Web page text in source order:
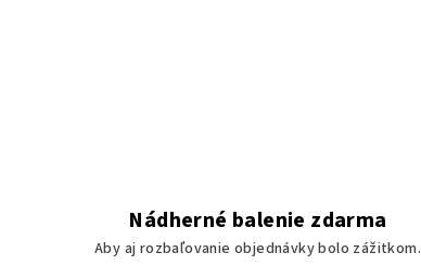
Nádherné balenie zdarma
Aby aj rozbaľovanie objednávky bolo zážitkom.